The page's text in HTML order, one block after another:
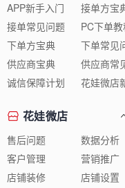
APP新手入门
接单方宝
接单常见问题
PC下单
下单方宝典
下单常见
供应商宝典
诚信保障计划
花娃微店
售后问题
数据分析
客户管理
营销推广
店铺装修
店铺设置